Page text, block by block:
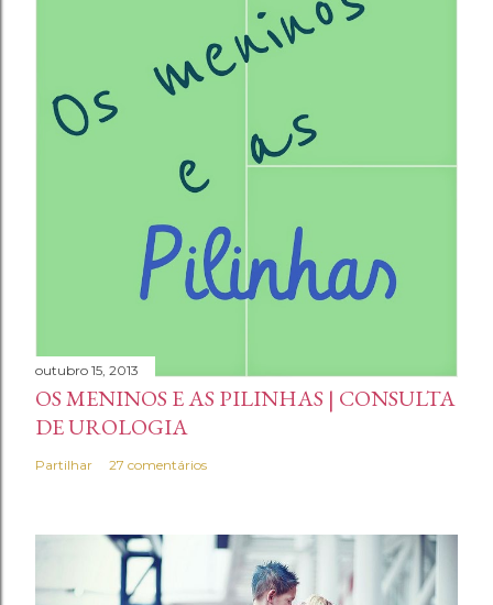
outubro 15, 2013
OS MENINOS E AS PILINHAS | CONSULTA
DE UROLOGIA
Partilhar 27 comentários